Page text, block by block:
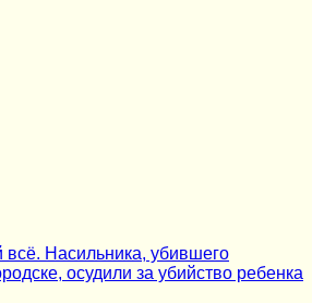
Насильника, убившего
осудили за убийство ребенка